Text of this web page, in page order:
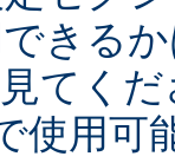
きる
てくだ
使用可